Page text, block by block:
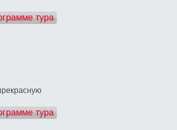
тура
тура